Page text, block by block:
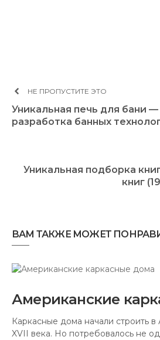
НЕ ПРОПУСТИТЕ ЭТО
Уникальная печь для бани
разработка банных
Уникальная подборка
книг
ВАМ ТАКЖЕ МОЖЕТ
Американские
Каркасные дома начали строить
XVII века. Но потребовалось не